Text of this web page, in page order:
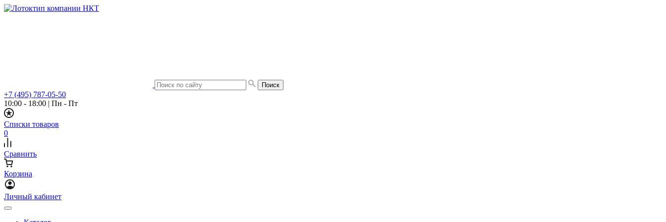
+7 (495) 787-05-50
10:00 - 18:00 | Пн - Пт
Списки товаров
0
Сравнить
Корзина
Личный кабинет